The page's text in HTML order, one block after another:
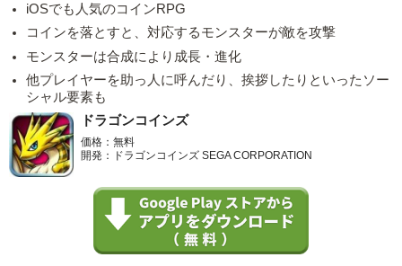
iOSでも人気のコインRPG
コインを落とすと、対応するモンスターが敵を攻撃
モンスターは合成により成長・進化
他プレイヤーを助っ人に呼んだり、挨拶したりといったソー
シャル要素も
ドラゴンコインズ
価格：無料
開発：ドラゴンコインズ SEGA CORPORATION